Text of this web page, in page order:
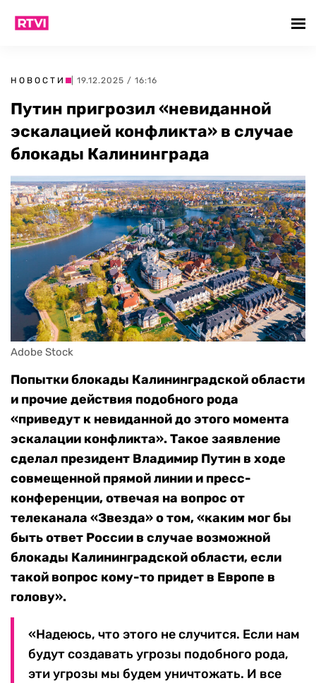
НОВОСТИ | 19.12.2025 / 16:16
Путин пригрозил «невиданной
эскалацией конфликта» в случае
блокады Калининграда
Adobe Stock
Попытки блокады Калининградской области
и прочие действия подобного рода
«приведут к невиданной до этого момента
эскалации конфликта». Такое заявление
сделал президент Владимир Путин в ходе
совмещенной прямой линии и пресс-
конференции, отвечая на вопрос от
телеканала «Звезда» о том, «каким мог бы
быть ответ России в случае возможной
блокады Калининградской области, если
такой вопрос кому-то придет в Европе в
голову».
«Надеюсь, что этого не случится. Если нам
будут создавать угрозы подобного рода,
эти угрозы мы будем уничтожать. И все